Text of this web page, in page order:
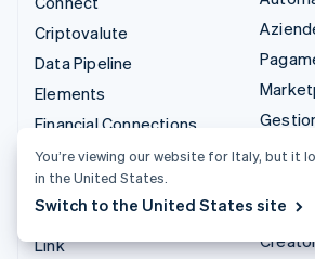
Criptovalute
Data Pipeline
Elements
Financial Connections
Identity
Invoicing
Issuing
Link
You’re viewing our website for Italy, but it
in the United States.
Switch to the United States site